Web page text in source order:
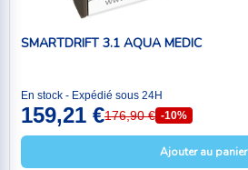
SMARTDRIFT 3.1 AQUA MEDIC
En stock - Expédié sous 24H
159,21 €176,90 € -10%
Ajouter au panier